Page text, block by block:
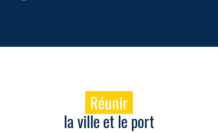
Réunir
la ville et le port